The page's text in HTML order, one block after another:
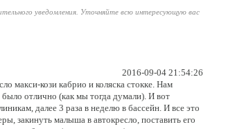
уведомления. Уточняйте всю интересующую вас
2016-09-04 21:54:26
макси-кози кабрио и коляска стокке. Нам
отлично (как мы тогда думали). И вот
далее 3 раза в неделю в бассейн. И все это
закинуть малыша в автокресло, поставить его